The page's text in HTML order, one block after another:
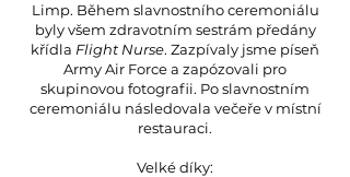
Limp. Během slavnostního ceremoniálu
byly všem zdravotním sestrám předány
křídla Flight Nurse. Zazpívaly jsme píseň
Army Air Force a zapózovali pro
skupinovou fotografii. Po slavnostním
ceremoniálu následovala večeře v místní
restauraci.
Velké díky: